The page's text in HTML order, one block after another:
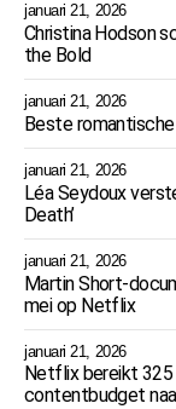
januari 21, 2026
Christina Hodson
the Bold
januari 21, 2026
Beste
januari 21, 2026
Léa Seydoux
Death’
januari 21, 2026
Martin Short-
mei op Netflix
januari 21, 2026
Netflix bereikt
contentbudget